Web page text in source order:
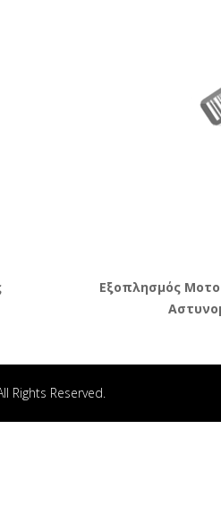
Εξοπλησμός
Rights Reserved.